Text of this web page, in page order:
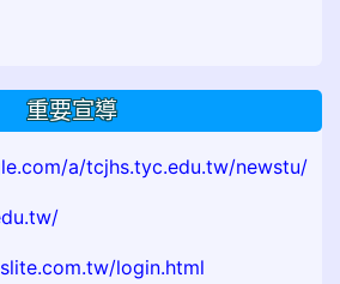
重要宣導